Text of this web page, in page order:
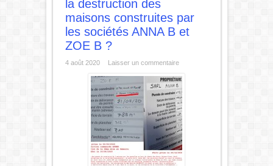
la destruction des
maisons construites par
les sociétés ANNA B et
ZOE B ?
4 août 2020 Laisser un commentaire